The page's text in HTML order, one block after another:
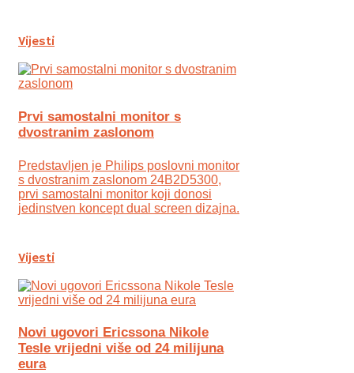
Vijesti
Prvi samostalni monitor s
dvostranim zaslonom
Predstavljen je Philips poslovni monitor
s dvostranim zaslonom 24B2D5300,
prvi samostalni monitor koji donosi
jedinstven koncept dual screen dizajna.
Vijesti
Novi ugovori Ericssona Nikole
Tesle vrijedni više od 24 milijuna
eura